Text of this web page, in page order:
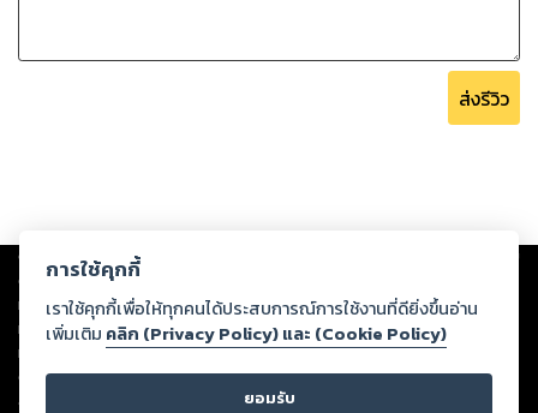
ส่งรีวิว
Copyright © 2026
ต่อผลงานหรือเนื้อหาใดที่อัปโหลดผ่านเว็บไซต์และปรากฏว่าละเมิดสิทธิใน
ทรัพย์สินทางปัญญาของบุคคลอื่นหรือขัดต่อกฎหมายและศีลธรรม ดังนั้น ผู้อ่าน
ทุกท่านโปรดใช้วิจารณญาณในการกลั่นกรองด้วยตนเอง และหากท่านพบว่าส่วน
หนึ่งส่วนใดขัดต่อกฎหมายและศีลธรรม กรุณาแจ้งมายังบริษัท เพื่อทีมงานจะได้
ดำเนินการในทันที ทั้งนี้ ทางสตอรี่ล็อกขอสงวนลิขสิทธิ์ตามพระราชบัญญัติ
ลิขสิทธิ์ พ.ศ. 2537 (ฉบับล่าสุด)
การใช้คุกกี้
เราใช้คุกกี้เพื่อให้ทุกคนได้ประสบการณ์การใช้งานที่ดียิ่งขึ้นอ่าน
เพิ่มเติม คลิก (Privacy Policy) และ (Cookie Policy)
ยอมรับ